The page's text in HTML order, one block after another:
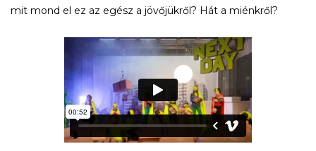
mit mond el ez az egész a jövőjükről? Hát a miénkről?